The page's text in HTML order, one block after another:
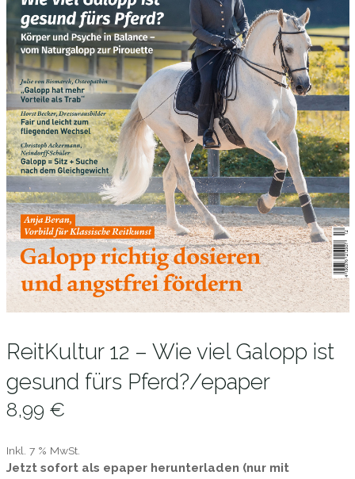
ReitKultur 12 – Wie viel Galopp ist
gesund fürs Pferd?/epaper
8,99 €
Inkl. 7 % MwSt.
Jetzt sofort als epaper herunterladen (nur mit